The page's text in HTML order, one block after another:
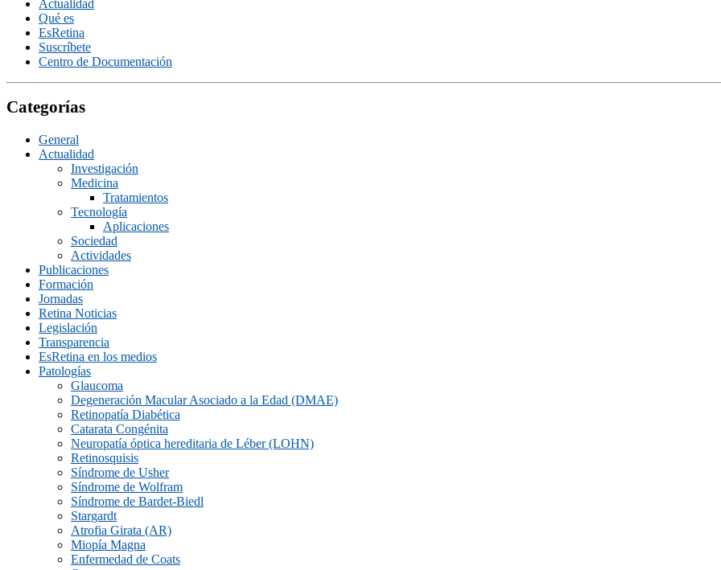
Actualidad
Qué es
EsRetina
Suscrí­bete
Centro de Documentación
Categorías
General
Actualidad
Investigación
Medicina
Tratamientos
Tecnologí­a
Aplicaciones
Sociedad
Actividades
Publicaciones
Formación
Jornadas
Retina Noticias
Legislación
Transparencia
EsRetina en los medios
Patologías
Glaucoma
Degeneración Macular Asociado a la Edad (DMAE)
Retinopatía Diabética
Catarata Congénita
Neuropatí­a óptica hereditaria de Léber (LOHN)
Retinosquisis
Síndrome de Usher
Síndrome de Wolfram
Síndrome de Bardet-Biedl
Stargardt
Atrofia Girata (AR)
Miopía Magna
Enfermedad de Coats